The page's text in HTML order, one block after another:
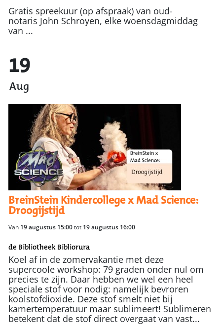
Gratis spreekuur (op afspraak) van oud-
notaris John Schroyen, elke woensdagmiddag
van ...
19
Aug
BreinStein Kindercollege x Mad Science:
Droogijstijd
Van 19 augustus 15:00tot 19 augustus 16:00
de Bibliotheek Bibliorura
Koel af in de zomervakantie met deze
supercoole workshop: 79 graden onder nul om
precies te zijn. Daar hebben we wel een heel
speciale stof voor nodig: namelijk bevroren
koolstofdioxide. Deze stof smelt niet bij
kamertemperatuur maar sublimeert! Sublimeren
betekent dat de stof direct overgaat van vast...